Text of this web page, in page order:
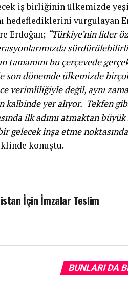
iş birliğinin ülkemizde
hedeflediklerini vurgulayan
Erdoğan; “Türkiye’nin lider
tamamını bu çerçevede
son dönemde ülkemizde
verimliliğiyle değil, aynı
kalbinde yer alıyor. Tekfen
ilk adımı atmaktan
gelecek inşa etme
konuştu.
İçin İmzalar Teslim
BUNLARI DA